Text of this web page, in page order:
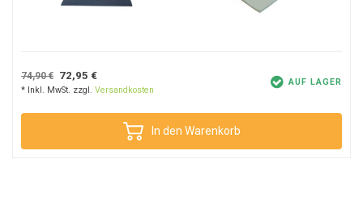
74,90 € 72,95 €
* Inkl. MwSt. zzgl. Versandkosten
AUF LAGER
In den Warenkorb